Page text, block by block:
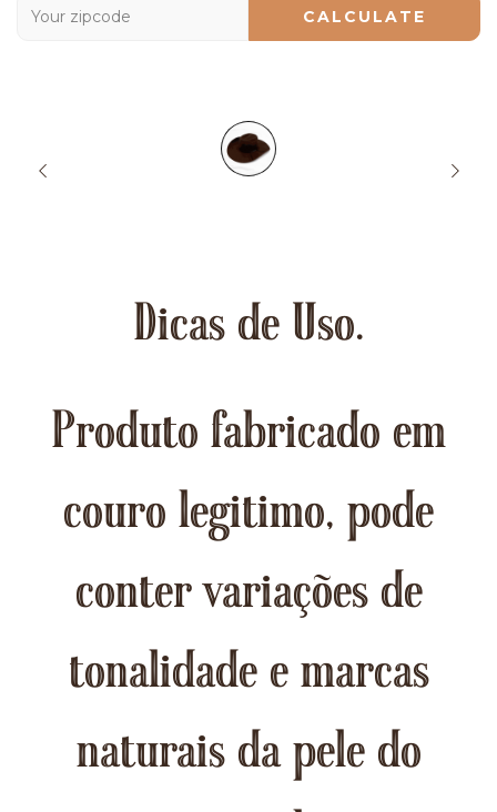
CALCULATE
Dicas de Uso.
Produto fabricado em
couro legitimo, pode
conter variações de
tonalidade e marcas
naturais da pele do